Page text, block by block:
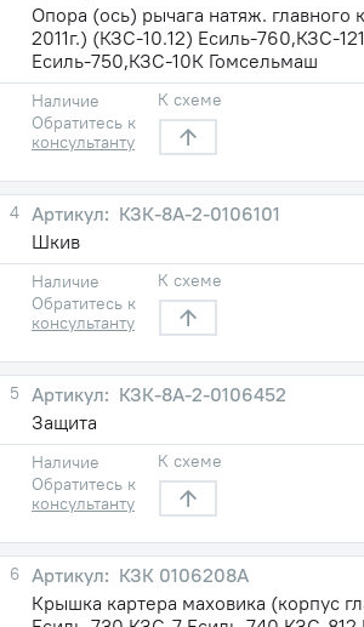
Опора (ось) рычага натяж. главного
2011г.) (КЗС-10.12) Есиль-760,КЗС-
Есиль-750,КЗС-10К Гомсельмаш
Наличие
Обратитесь к
консультанту
К схеме
4
КЗК-8А-2-0106101
Шкив
Наличие
Обратитесь к
консультанту
К схеме
5
КЗК-8А-2-0106452
Защита
Наличие
Обратитесь к
консультанту
К схеме
6
КЗК 0106208А
Крышка картера маховика (корпус